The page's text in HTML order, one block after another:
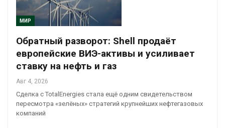
МИР
Обратный разворот: Shell продаёт
европейские ВИЭ-активы и усиливает
ставку на нефть и газ
Авг 4, 2026
Сделка с TotalEnergies стала ещё одним свидетельством
пересмотра «зелёных» стратегий крупнейших нефтегазовых
компаний